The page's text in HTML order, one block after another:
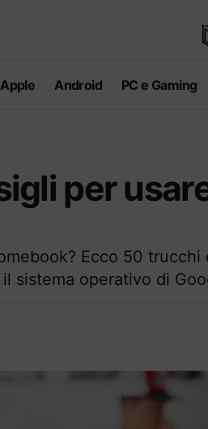
Apple Android PC e Gaming
per
Ecco 50 trucchi
sistema operativo di